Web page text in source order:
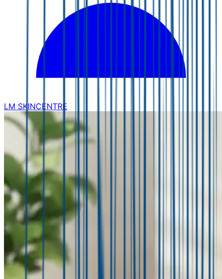
LM SKINCENTRE